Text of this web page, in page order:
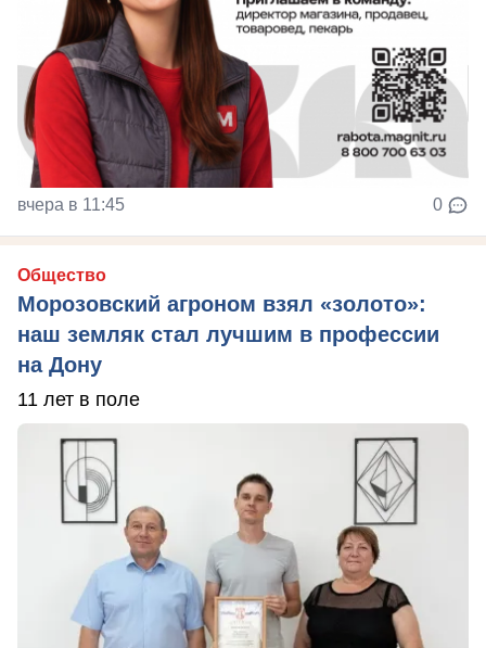
вчера в 11:45 0
Общество
Морозовский агроном взял «золото»:
наш земляк стал лучшим в профессии
на Дону
11 лет в поле